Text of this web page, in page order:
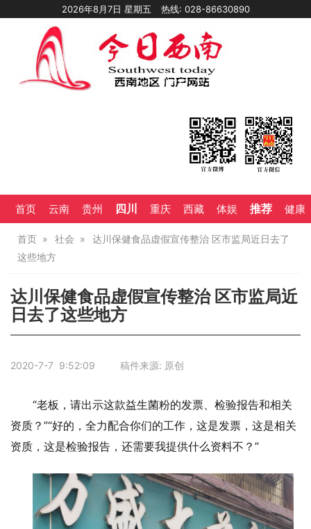
2026年8月7日 星期五 热线: 028-86630890
首页 云南 贵州 四川 重庆 西藏 体娱 推荐 健康
首页 社会
达川保健食品虚假宣传整治 区市监局近日去了
这些地方
达川保健食品虚假宣传整治 区市监局近
日去了这些地方
2020-7-7 9:52:09 稿件来源: 原创
“老板，请出示这款益生菌粉的发票、检验报告和相关
资质？”“好的，全力配合你们的工作，这是发票，这是相关
资质，这是检验报告，还需要我提供什么资料不？”